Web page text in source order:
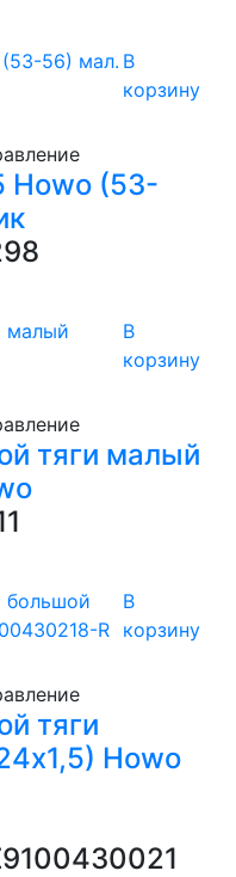
В
корзину
Howo (53-
В
корзину
тяги малый
В
корзину
тяги
Howo